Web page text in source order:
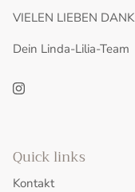
VIELEN LIEBEN DANK
Dein Linda-Lilia-Team
Quick links
Kontakt